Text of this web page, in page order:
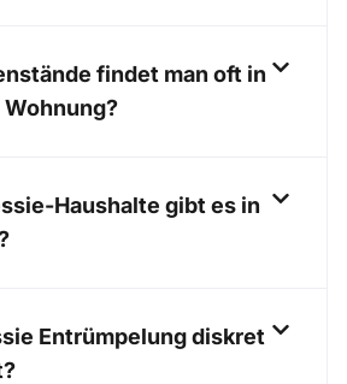
findet man oft in
Haushalte gibt es in
Entrümpelung diskret